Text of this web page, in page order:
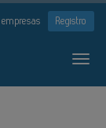
empresas Registro